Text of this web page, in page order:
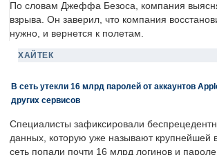
По словам Джеффа Безоса, компания
взрыва. Он заверил, что компания
нужно, и вернется к полетам.
ХАЙТЕК
В сеть утекли 16 млрд паролей от аккаунтов
других сервисов
Специалисты зафиксировали
данных, которую уже называют крупнейшей
сеть попали почти 16 млрд логинов и